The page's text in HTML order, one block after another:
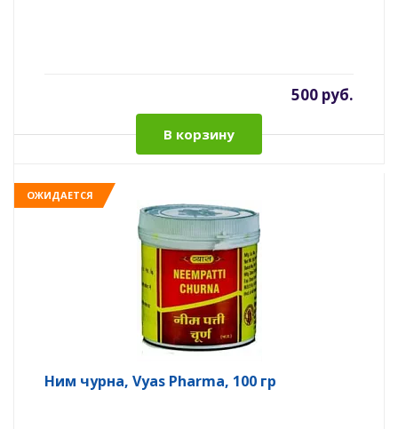
500 руб.
В корзину
ОЖИДАЕТСЯ
Ним чурна, Vyas Pharma, 100 гр